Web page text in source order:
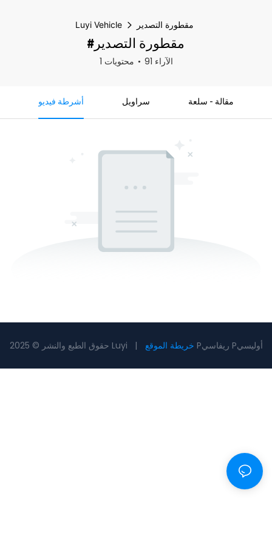
Luyi Vehicle مقطورة التصدير
#مقطورة التصدير
1 محتويات 91 الآراء
أشرطة فيديو سراويل مقالة - سلعة
حقوق الطبع والنشر © 2025 Luyi | Pريفاسي Pأوليسي